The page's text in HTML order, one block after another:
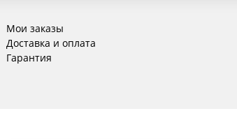
Мои заказы
Доставка и оплата
Гарантия